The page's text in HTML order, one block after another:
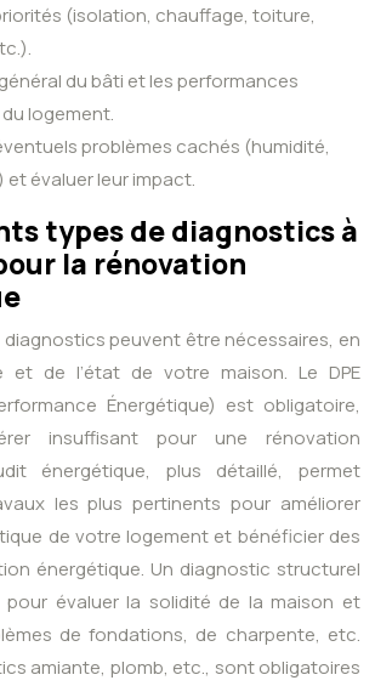
(isolation, chauffage, toiture,
du bâti et les performances
logement.
problèmes cachés (humidité,
évaluer leur impact.
types de diagnostics à
la rénovation
diagnostics peuvent être nécessaires, en
et de l’état de votre maison. Le DPE
Énergétique) est obligatoire,
insuffisant pour une rénovation
énergétique, plus détaillé, permet
les plus pertinents pour améliorer
de votre logement et bénéficier des
énergétique. Un diagnostic structurel
pour évaluer la solidité de la maison et
de fondations, de charpente, etc.
amiante, plomb, etc., sont obligatoires